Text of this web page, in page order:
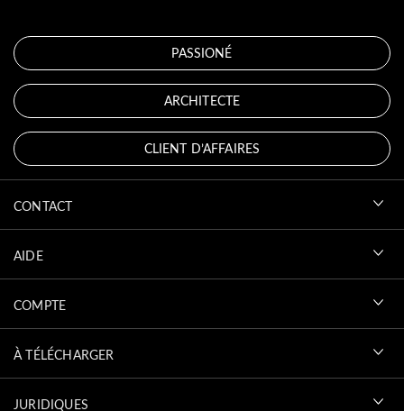
PASSIONÉ
ARCHITECTE
CLIENT D’AFFAIRES
CONTACT
AIDE
COMPTE
À TÉLÉCHARGER
JURIDIQUES